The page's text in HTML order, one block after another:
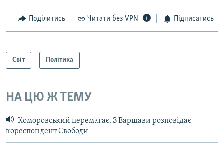
Поділитись Читати без VPN Підписатись
Світ Політика
НА ЦЮ Ж ТЕМУ
Коморовський перемагає. З Варшави розповідає
кореспондент Свободи